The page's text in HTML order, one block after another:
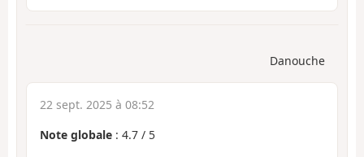
Danouche
22 sept. 2025 à 08:52
Note globale : 4.7 / 5